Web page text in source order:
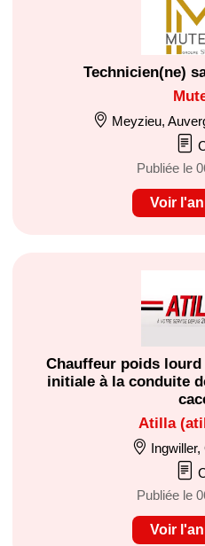
Technicien(ne)
Meyzieu,
Publiée le
Voir
Chauffeur poids
initiale à la conduite
Atilla
Publiée le
Voir